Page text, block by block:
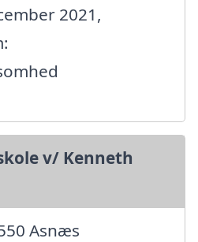
2021,
v/ Kenneth
Asnæs